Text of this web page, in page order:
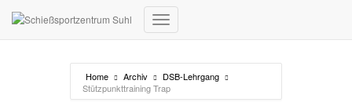
Navigation umschalten
Home Archiv
DSB-Lehrgang
Stützpunkttraining Trap